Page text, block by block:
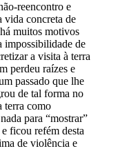
reencontro e
vida concreta de
muitos motivos
impossibilidade de
a visita à terra
perdeu raízes e
passado que lhe
de tal forma no
terra como
para “mostrar”
ficou refém desta
de violência e